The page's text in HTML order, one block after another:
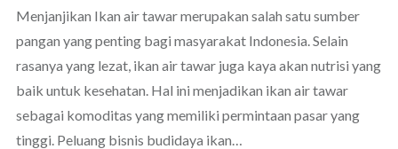
Menjanjikan Ikan air tawar merupakan salah satu sumber
pangan yang penting bagi masyarakat Indonesia. Selain
rasanya yang lezat, ikan air tawar juga kaya akan nutrisi yang
baik untuk kesehatan. Hal ini menjadikan ikan air tawar
sebagai komoditas yang memiliki permintaan pasar yang
tinggi. Peluang bisnis budidaya ikan…